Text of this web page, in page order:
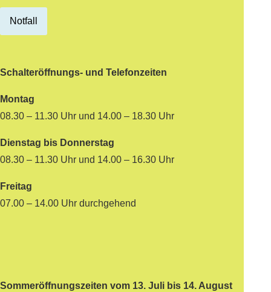
Notfall
Schalteröffnungs- und Telefonzeiten
Montag
08.30 – 11.30 Uhr und 14.00 – 18.30 Uhr
Dienstag bis Donnerstag
08.30 – 11.30 Uhr und 14.00 – 16.30 Uhr
Freitag
07.00 – 14.00 Uhr durchgehend
Sommeröffnungszeiten vom 13. Juli bis 14. August